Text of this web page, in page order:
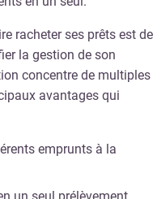
racheter ses prêts est de
la gestion de son
concentre de multiples
avantages qui
emprunts à la
un seul prélèvement